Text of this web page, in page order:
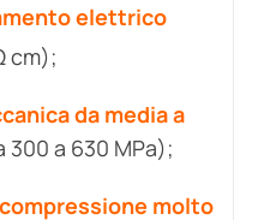
elettrico
cm);
da media a
300 a 630 MPa);
molto